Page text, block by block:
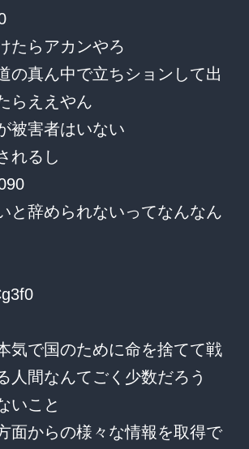
たらアカンやろ
の真ん中で立ちションして出
らええやん
被害者はいない
れるし
と辞められないってなんなん
気で国のために命を捨てて戦
人間なんてごく少数だろう
いこと
面からの様々な情報を取得で